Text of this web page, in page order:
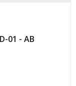
01 - AB